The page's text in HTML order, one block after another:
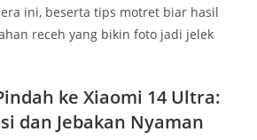
ini, beserta tips motret biar hasil
receh yang bikin foto jadi jelek
ke Xiaomi 14 Ultra:
dan Jebakan Nyaman